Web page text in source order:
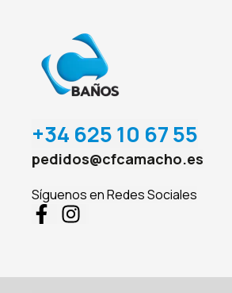
+34 625 10 67 55
pedidos@cfcamacho.es
Síguenos en Redes Sociales